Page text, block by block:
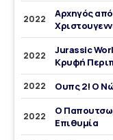
2022
Αρχηγός από
2022
Jurassic
Κρυφή
2022 Ουπς 2! Ο
2022
Ο
Επιθυμία